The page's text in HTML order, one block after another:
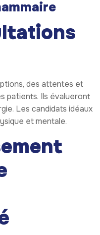
des attentes et
patients. Ils évalueront
Les candidats idéaux
et mentale.